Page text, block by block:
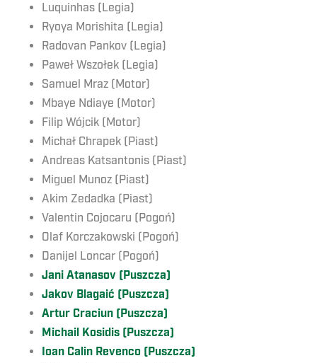
Luquinhas (Legia)
Ryoya Morishita (Legia)
Radovan Pankov (Legia)
Paweł Wszołek (Legia)
Samuel Mraz (Motor)
Mbaye Ndiaye (Motor)
Filip Wójcik (Motor)
Michał Chrapek (Piast)
Andreas Katsantonis (Piast)
Miguel Munoz (Piast)
Akim Zedadka (Piast)
Valentin Cojocaru (Pogoń)
Olaf Korczakowski (Pogoń)
Danijel Loncar (Pogoń)
Jani Atanasov (Puszcza)
Jakov Blagaić (Puszcza)
Artur Craciun (Puszcza)
Michail Kosidis (Puszcza)
Ioan Calin Revenco (Puszcza)